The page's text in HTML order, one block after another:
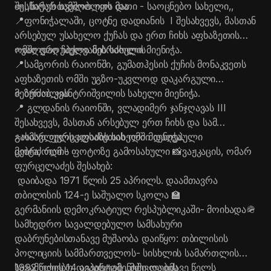
პროექტები გვაქვს, რაც UEFA-ს გრანტებით
ხორციელდება. სპორტული ინფრასტრუქტურის
მოწყობა მთელი ქალაქის მასშტაბით გაგრძელდება“,
- განაცხადა კახა კალაძემ.
პროექტის ფარგლებში, სტადიონის ერთ მხარეს
განთავსდება ტრიბუნა, რომელიც 146 მაყურებელზეა
გათვლილი, სადაც ადგილები გათვალისწინებულია
შშმ პირთათვისაც.
აღნიშნულ ტერიტორიაზე მოეწყობა მცირე ზომის
გასახდელებიც და აღიჭურვება შესაბამისი
ინვენტარით. პროექტის ღირებულება 3 200 000
ლარს შეადგენს.
ადგილზე თბილისის მერთან ერთად სამგორის
რაიონის გამგებელი კახა სამხარაძე და რაიონის
მაჟორიტარი დეპუტატი თბილისის საკრებულოში
ზაქარია წიკლაური იმყოფებოდნენ.
შესწირეს სამშობლოს და
📣,,საქართველო იყო მათი - საოცნებო სახელი,,
📍ფონიჭალაში, ცოტნე დადიანის I შესახვევს, მასთან
არსებულ უსახელო ქუჩას და ერთ ჩიხს აფხაზეთის
ომში დაღუპული მებრძოლის
⭐️ვალერი ჩიქოვანის სახელი მიენიჭა.
📍სამგორის რაიონში, გუმათჰესის ქუჩის მონაკვეთს
აფხაზეთის ომში უგზო-უკვლოდ დაკარგული
მებრძოლის
⭐️ ზურაბ კვანტრიშვილის სახელი მიენიჭა.
📍 გლდანის რაიონში, ვლადიმერ ჯანჯღავას III
შესახვევს, მასთან არსებულ ერთ ჩიხს და სამ
გასასვლელს აფხაზეთის ომში დაღუპული
მებრძოლის
⭐️ომარ ფურცელაძის სახელი მიენიჭა.
ცოტა, რამ - ფოტოზე გამოსახული 📸ვაჟკაცის, ომარ
ფურცელაძეს შესახებ:
დაიბადა 1971 წლის 25 აპრილს. დაამთავრა
თბილისის 124-ე საშუალო სკოლა 🏫
გერმანიის დემოკრატიულ რესპუბლიკაში- მოიხადა🪖
სამხედრო სავალდებულო სამსახური
დაბრუნებისთანავე მუშაობა დაიწყო: თბილისის
პოლიციის სამმართველოს- სისხლის სამართლის
საგამოძიებო დეპარტამენტში და იმავე წელს
1992 წლის 14 აგვისტოს „მძევლების